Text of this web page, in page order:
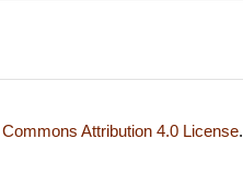
Attribution 4.0 License.